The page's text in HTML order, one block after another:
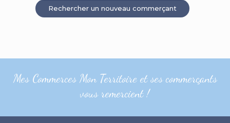
Rechercher un nouveau commerçant
Mes Commerces Mon Territoire et ses commerçants
vous remercient !